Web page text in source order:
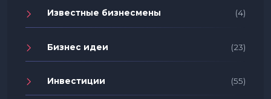
Известные бизнесмены (4)
Бизнес идеи (23)
Инвестиции (55)